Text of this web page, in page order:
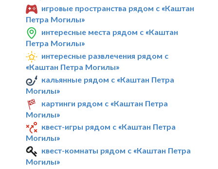
игровые пространства рядом с «Каштан
Петра Могилы»
интересные места рядом с «Каштан
Петра Могилы»
интересные развлечения рядом с
«Каштан Петра Могилы»
кальянные рядом с «Каштан Петра
Могилы»
картинги рядом с «Каштан Петра
Могилы»
квест-игры рядом с «Каштан Петра
Могилы»
квест-комнаты рядом с «Каштан Петра
Могилы»